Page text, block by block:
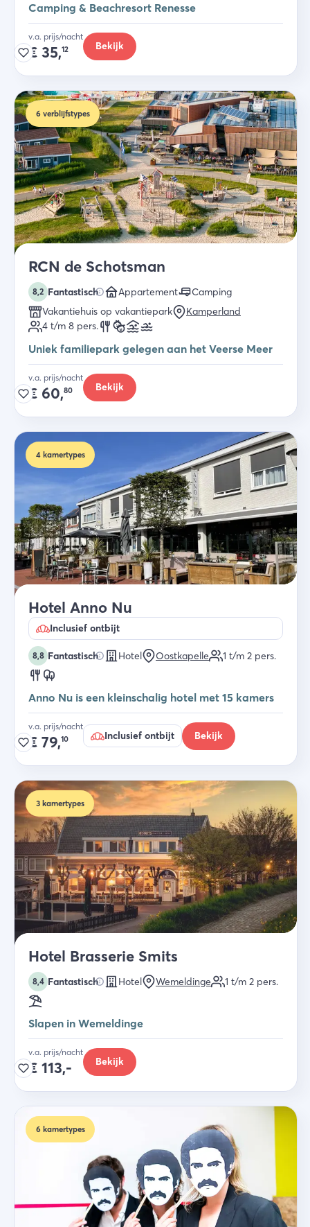
Camping & Beachresort Renesse
v.a. prijs/nacht
€ 35,12 Bekijk
6 verblijfstypes
RCN de Schotsman
8,2 Fantastisch Appartement
Camping
Vakantiehuis op vakantiepark
Kamperland
4 t/m 8 pers.
Uniek familiepark gelegen aan het Veerse Meer
v.a. prijs/nacht
€ 60,80 Bekijk
4 kamertypes
Hotel Anno Nu
Inclusief ontbijt
8,8 Fantastisch Hotel Oostkapelle 1 t/m 2 pers.
Anno Nu is een kleinschalig hotel met 15 kamers
v.a. prijs/nacht
€ 79,10 Inclusief ontbijt Bekijk
3 kamertypes
Hotel Brasserie Smits
8,4 Fantastisch Hotel Wemeldinge 1 t/m 2 pers.
Slapen in Wemeldinge
v.a. prijs/nacht
€ 113,- Bekijk
6 kamertypes